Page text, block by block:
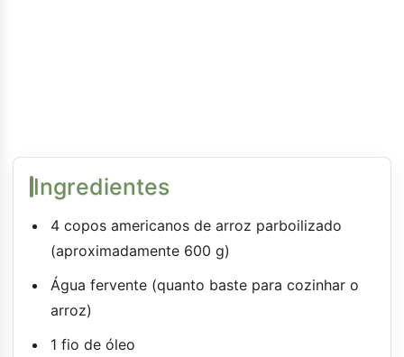
Ingredientes
4 copos americanos de arroz parboilizado
(aproximadamente 600 g)
Água fervente (quanto baste para cozinhar o
arroz)
1 fio de óleo